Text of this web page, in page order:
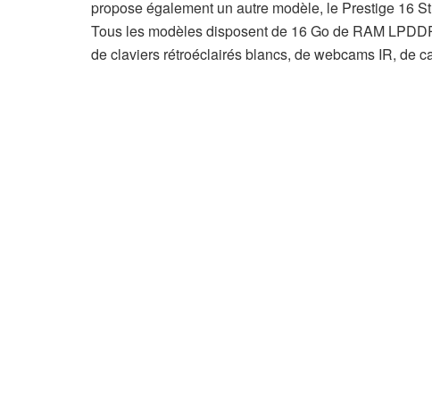
propose également un autre modèle, le Prestige 16
Tous les modèles disposent de 16 Go de RAM
de claviers rétroéclairés blancs, de webcams IR, de